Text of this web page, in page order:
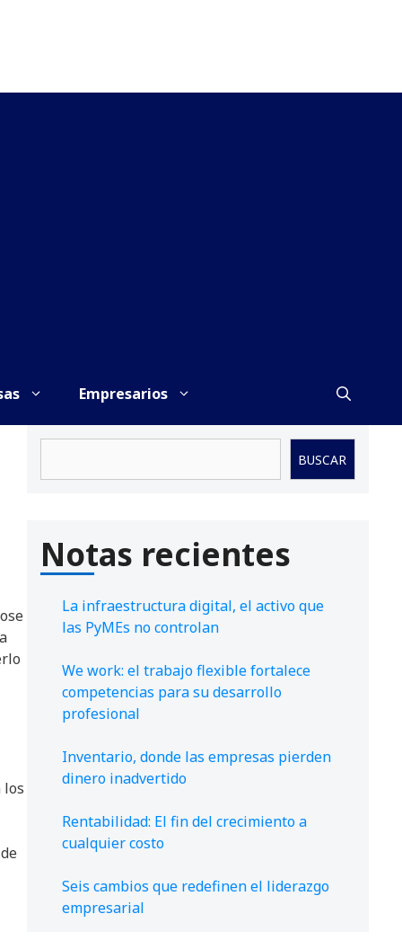
Empresarios
los
BUSCAR
Notas recientes
La infraestructura digital, el activo que
las PyMEs no controlan
We work: el trabajo flexible fortalece
competencias para su desarrollo
profesional
Inventario, donde las empresas pierden
dinero inadvertido
Rentabilidad: El fin del crecimiento a
cualquier costo
Seis cambios que redefinen el liderazgo
empresarial